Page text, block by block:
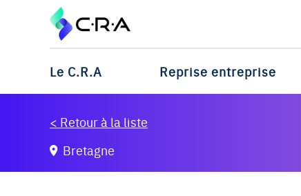
Le C.R.A Reprise entreprise
< Retour à la liste
Bretagne